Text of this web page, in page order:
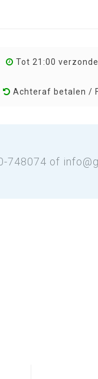
Tot 21:00
Achteraf betalen /
748074 of